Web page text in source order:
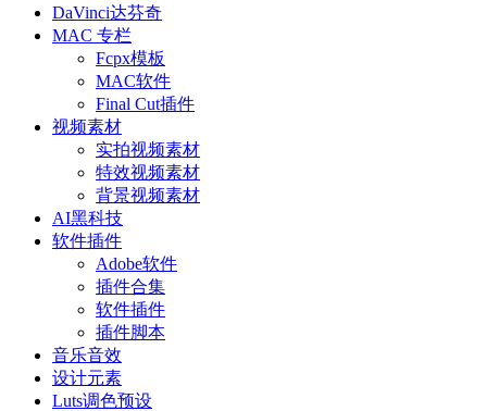
DaVinci达芬奇
MAC 专栏
Fcpx模板
MAC软件
Final Cut插件
视频素材
实拍视频素材
特效视频素材
背景视频素材
AI黑科技
软件插件
Adobe软件
插件合集
软件插件
插件脚本
音乐音效
设计元素
Luts调色预设